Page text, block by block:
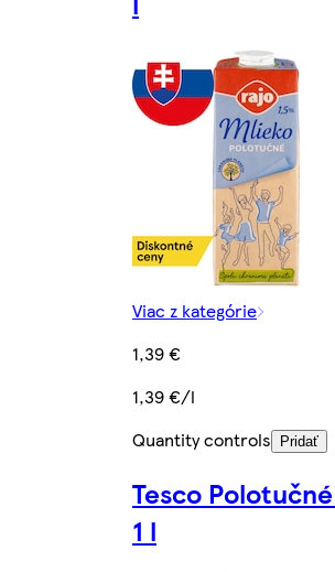
Viac z kategórie
1,39 €
1,39 €/l
Quantity controls
Pridať
Tesco
1 l